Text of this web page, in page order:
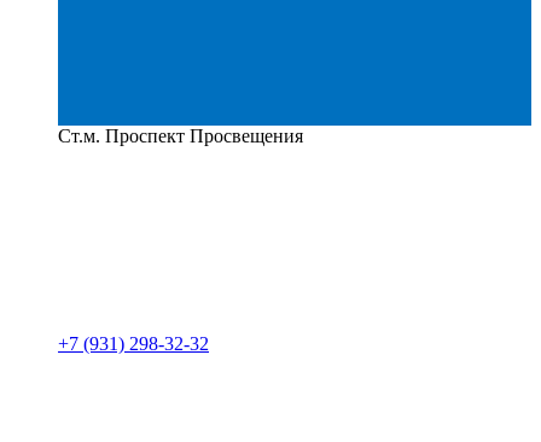
Ст.м. Проспект Просвещения
+7 (931) 298-32-32